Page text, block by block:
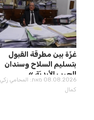
غزّة بين مطرقة القبول
بتسليم السلاح وسندان
الحرب الأبديّة
08.08.2026 מאת: المحامي زكي
كمال